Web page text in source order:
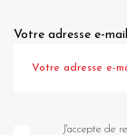
Votre adresse e-mail
J'accepte de